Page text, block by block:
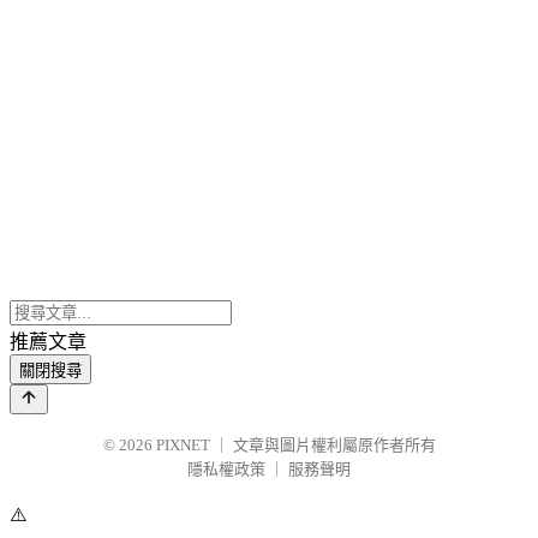
推薦文章
關閉搜尋
© 2026 PIXNET
文章與圖片權利屬原作者所有
隱私權政策
服務聲明
⚠️